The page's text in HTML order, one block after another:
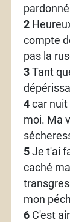
pardonné
2
compte
pas la
3Tant
4car nuit
moi. Ma
5Je t'ai
caché
mon
6C'est